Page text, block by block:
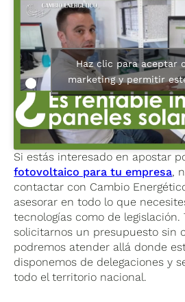
Haz clic para aceptar
marketing y permitir
Si estás interesado en apostar
fotovoltaico para tu empresa,
contactar con Cambio
asesorar en todo lo que
tecnologías como de legislación.
solicitarnos un presupuesto sin
podremos atender allá donde
disponemos de delegaciones y
todo el territorio nacional.